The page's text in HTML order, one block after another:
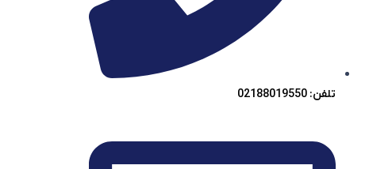
تلفن: 02188019550